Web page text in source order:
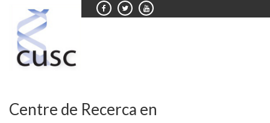
content
Centre de Recerca en